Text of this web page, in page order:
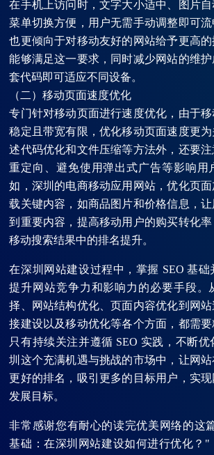
在手机上访问时，文字大小适中、图片自
菜单切换方便，用户无需手动调整即可
也更倾向于对移动友好的网站给予更高
能够满足这一要求，同时减少网站的维
套代码即可适应不同设备。
（二）移动页面速度优化
专门针对移动页面进行速度优化，由于
稳定且带宽有限，优化移动页面速度更
述代码优化和文件压缩等方法外，还要
重定向、避免使用弹出式广告等影响用
如，深圳的电商移动应用网站，优化页
载关键内容，如商品图片和价格信息，
到重要内容，提高移动用户的购买转化
移动搜索结果中的排名提升。
在深圳网站建设过程中，掌握 SEO 基
提升网站竞争力和影响力的必要手段。
择、网站结构优化、页面内容优化到网
接建设以及移动优化等各个方面，都需要
只有持续关注并遵循 SEO 实践，不断
圳这个充满机遇与挑战的市场中，让网
更好的排名，吸引更多的目标用户，实
发展目标。
非常感谢您有耐心的读完优美网络的这
基础：在深圳网站建设如何进行优化？"